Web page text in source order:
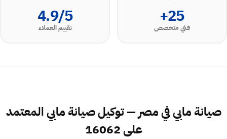
25+
فني متخصص
4.9/5
تقييم العملاء
صيانة مابي في مصر — توكيل صيانة مابي المعتمد
على 16062